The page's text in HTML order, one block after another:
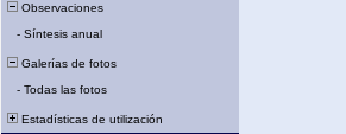
Observaciones
- Síntesis anual
Galerías de fotos
- Todas las fotos
Estadísticas de utilización